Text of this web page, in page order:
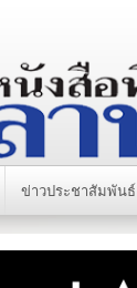
ข่าวประชาสัมพันธ์